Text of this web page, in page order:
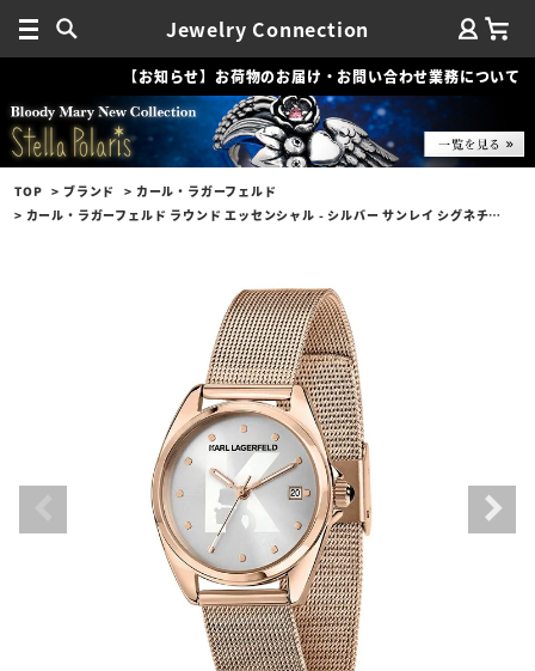
Jewelry Connection
【お知らせ】お荷物のお届け・お問い合わせ業務について
TOP ブランド
カール・ラガーフェルド
カール・ラガーフェルド ラウンド エッセンシャル - シルバー サンレイ シグネチャー ダイヤル ローズゴールド メッシュ